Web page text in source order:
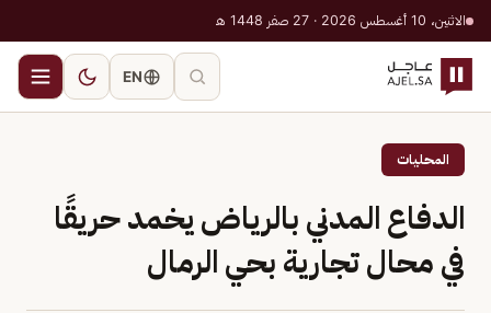
الاثنين، 10 أغسطس 2026 · 27 صفر 1448 هـ
EN
المحليات
الدفاع المدني بالرياض يخمد حريقًا
في محال تجارية بحي الرمال